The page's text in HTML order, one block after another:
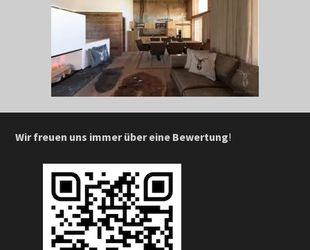
Wir freuen uns immer über eine Bewertung!